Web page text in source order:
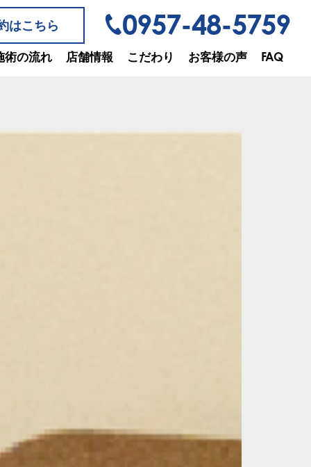
はこちら 0957-48-5759
術の流れ 店舗情報 こだわり お客様の声 FAQ